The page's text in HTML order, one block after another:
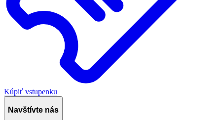
Kúpiť vstupenku
Navštívte nás